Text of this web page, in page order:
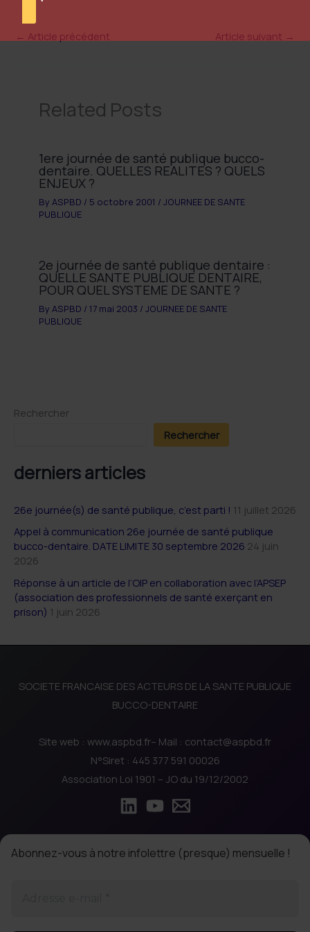
← Article précédent Article suivant →
Related Posts
1ere journée de santé publique bucco-
dentaire. QUELLES REALITES ? QUELS
ENJEUX ?
ByASPBD / 5 octobre 2001 /JOURNEE DE SANTE
PUBLIQUE
2e journée de santé publique dentaire :
QUELLE SANTE PUBLIQUE DENTAIRE,
POUR QUEL SYSTEME DE SANTE ?
ByASPBD /17 mai 2003 /JOURNEE DE SANTE
PUBLIQUE
Rechercher
Rechercher
derniers articles
26e journée(s) de santé publique, c’est parti ! 11 juillet 2026
Appel à communication 26e journée de santé publique
bucco-dentaire. DATE LIMITE 30 septembre 2026 24 juin
2026
Réponse à un article de l’OIP en collaboration avec l’APSEP
(association des professionnels de santé exerçant en
prison) 1 juin 2026
SOCIETE FRANCAISE DES ACTEURS DE LA SANTE PUBLIQUE
BUCCO-DENTAIRE
Site web : www.aspbd.fr– Mail : contact@aspbd.fr
N°Siret : 445 377 591 00026
Association Loi 1901 – JO du 19/12/2002
Abonnez-vous à notre infolettre (presque) mensuelle !